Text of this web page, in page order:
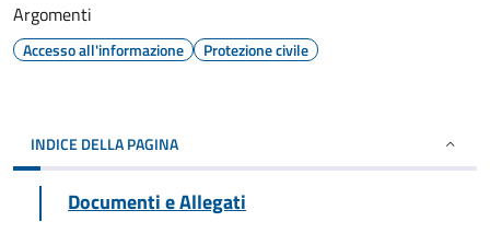
Argomenti
Accesso all'informazione Protezione civile
INDICE DELLA PAGINA
Documenti e Allegati